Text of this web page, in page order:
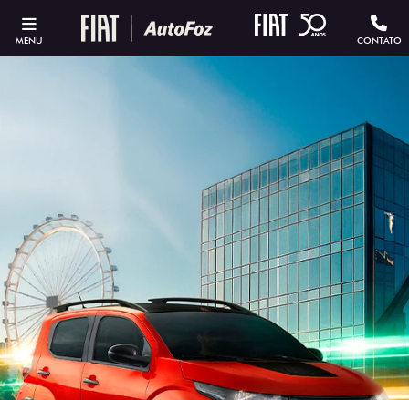
MENU CONTATO
ESTOU INTERESSADO
Versão escolhida